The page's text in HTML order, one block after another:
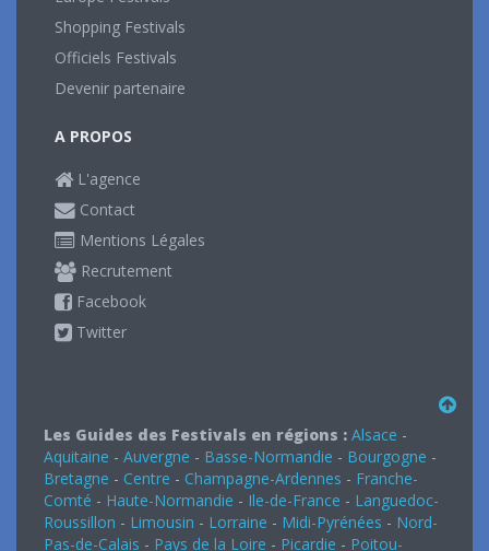
Shopping Festivals
Officiels Festivals
Devenir partenaire
A PROPOS
L'agence
Contact
Mentions Légales
Recrutement
Facebook
Twitter
Les Guides des Festivals en régions : Alsace -
Aquitaine - Auvergne - Basse-Normandie - Bourgogne -
Bretagne - Centre - Champagne-Ardennes - Franche-
Comté - Haute-Normandie - Ile-de-France - Languedoc-
Roussillon - Limousin - Lorraine - Midi-Pyrénées - Nord-
Pas-de-Calais - Pays de la Loire - Picardie - Poitou-